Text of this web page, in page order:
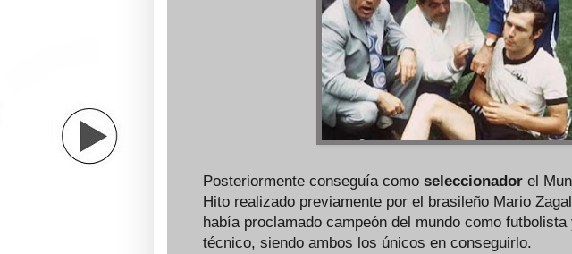
Posteriormente conseguía como seleccionador el
Hito realizado previamente por el brasileño Mario
había proclamado campeón del mundo como
técnico, siendo ambos los únicos en conseguirlo.